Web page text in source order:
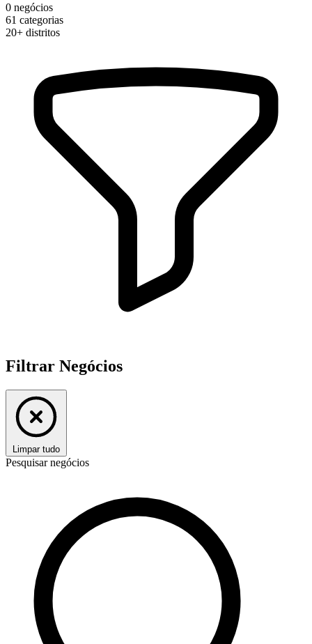
0 negócios
61 categorias
20+ distritos
Filtrar Negócios
Limpar tudo
Pesquisar negócios